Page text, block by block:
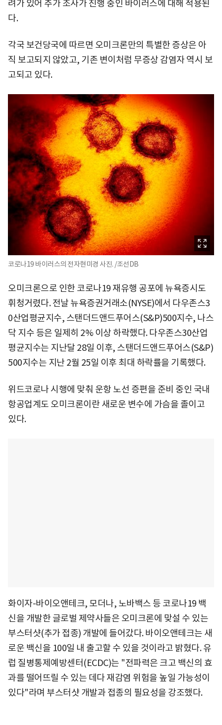
려가 있어 추가 조사가 진행 중인 바이러스에 대해 적용된
다.
각국 보건당국에 따르면 오미크론만의 특별한 증상은 아
직 보고되지 않았고, 기존 변이처럼 무증상 감염자 역시 보
고되고 있다.
코로나19 바이러스의 전자현미경 사진. /조선DB
오미크론으로 인한 코로나19 재유행 공포에 뉴욕증시도
휘청거렸다. 전날 뉴욕증권거래소(NYSE)에서 다우존스3
0산업평균지수, 스탠더드앤드푸어스(S&P)500지수, 나스
닥 지수 등은 일제히 2% 이상 하락했다. 다우존스30산업
평균지수는 지난달 28일 이후, 스탠더드앤드푸어스(S&P)
500지수는 지난 2월 25일 이후 최대 하락률을 기록했다.
위드코로나 시행에 맞춰 운항 노선 증편을 준비 중인 국내
항공업계도 오미크론이란 새로운 변수에 가슴을 졸이고
있다.
화이자-바이오앤테크, 모더나, 노바백스 등 코로나19 백
신을 개발한 글로벌 제약사들은 오미크론에 맞설 수 있는
부스터샷(추가 접종) 개발에 들어갔다. 바이오앤테크는 새
로운 백신을 100일 내 출고할 수 있을 것이라고 밝혔다. 유
럽 질병통제예방센터(ECDC)는 "전파력은 크고 백신의 효
과를 떨어뜨릴 수 있는 데다 재감염 위험을 높일 가능성이
있다"라며 부스터샷 개발과 접종의 필요성을 강조했다.